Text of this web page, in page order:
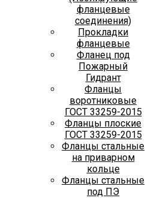
фланцевые
соединения)
Прокладки
фланцевые
Фланец под
Пожарный
Гидрант
Фланцы
воротниковые
ГОСТ 33259-2015
Фланцы плоские
ГОСТ 33259-2015
Фланцы стальные
на приварном
кольце
Фланцы стальные
под ПЭ